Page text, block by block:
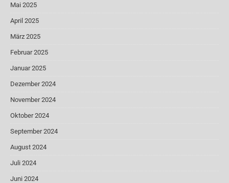
Mai 2025
April 2025
März 2025
Februar 2025
Januar 2025
Dezember 2024
November 2024
Oktober 2024
September 2024
August 2024
Juli 2024
Juni 2024